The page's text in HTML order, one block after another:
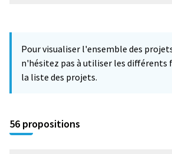
−
Pour visualiser l'ensemble des
n'hésitez pas à utiliser les différents
la liste des projets.
56 propositions